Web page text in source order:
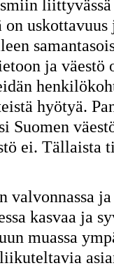
liittyvässä
ja väestö
hyötyä.
Suomen
ei.
valvonnassa
kasvaa ja
muassa